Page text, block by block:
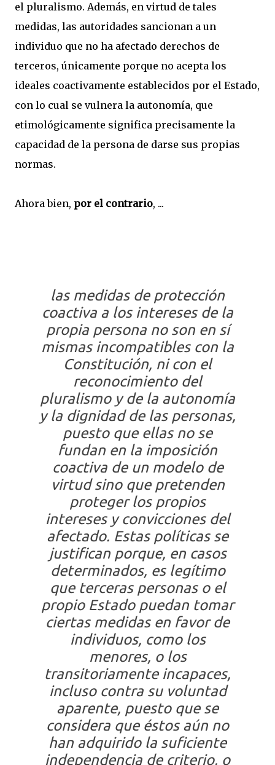
el pluralismo. Además, en virtud de tales
medidas, las autoridades sancionan a un
individuo que no ha afectado derechos de
terceros, únicamente porque no acepta los
ideales coactivamente establecidos por el Estado,
con lo cual se vulnera la autonomía, que
etimológicamente significa precisamente la
capacidad de la persona de darse sus propias
normas.
Ahora bien, por el contrario, ...
las medidas de protección
coactiva a los intereses de la
propia persona no son en sí
mismas incompatibles con la
Constitución, ni con el
reconocimiento del
pluralismo y de la autonomía
y la dignidad de las personas,
puesto que ellas no se
fundan en la imposición
coactiva de un modelo de
virtud sino que pretenden
proteger los propios
intereses y convicciones del
afectado. Estas políticas se
justifican porque, en casos
determinados, es legítimo
que terceras personas o el
propio Estado puedan tomar
ciertas medidas en favor de
individuos, como los
menores, o los
transitoriamente incapaces,
incluso contra su voluntad
aparente, puesto que se
considera que éstos aún no
han adquirido la suficiente
independencia de criterio, o